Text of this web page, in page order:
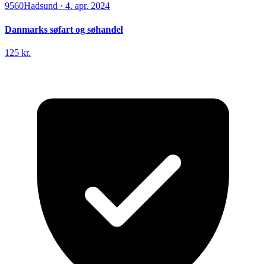
9560Hadsund · 4. apr. 2024
Danmarks søfart og søhandel
125 kr.